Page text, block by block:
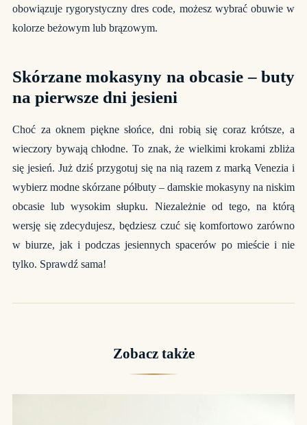
obowiązuje rygorystyczny dres code, możesz wybrać obuwie w
kolorze beżowym lub brązowym.
Skórzane mokasyny na obcasie – buty
na pierwsze dni jesieni
Choć za oknem piękne słońce, dni robią się coraz krótsze, a
wieczory bywają chłodne. To znak, że wielkimi krokami zbliża
się jesień. Już dziś przygotuj się na nią razem z marką Venezia i
wybierz modne skórzane półbuty – damskie mokasyny na niskim
obcasie lub wysokim słupku. Niezależnie od tego, na którą
wersję się zdecydujesz, będziesz czuć się komfortowo zarówno
w biurze, jak i podczas jesiennych spacerów po mieście i nie
tylko. Sprawdź sama!
Zobacz także